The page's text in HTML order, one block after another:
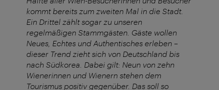
kommt bereits zum zweiten Mal in die Stadt.
Ein Drittel zählt sogar zu unseren
regelmäßigen Stammgästen. Gäste wollen
Neues, Echtes und Authentisches erleben –
dieser Trend zieht sich von Deutschland bis
nach Südkorea. Dabei gilt: Neun von zehn
Wienerinnen und Wienern stehen dem
Tourismus positiv gegenüber. Das soll so